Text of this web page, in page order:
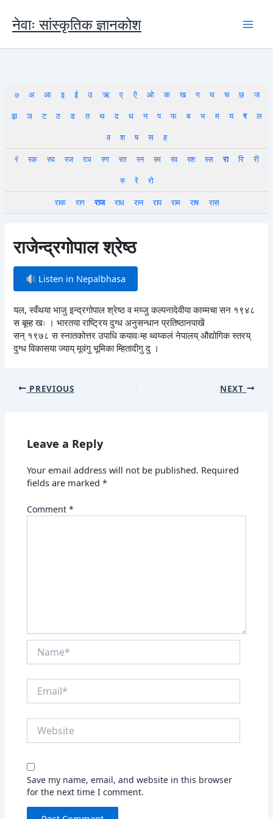
content
नेवाः सांस्कृतिक ज्ञानकोश
७ अ आ इ ई उ ऋ ए ऐ ओ क ख ग घ च छ
ज
झ
ञ ट ठ ड त थ द ध न प फ ब भ म य र
ल
व
श ष स
ह
रं
रक रघ रज रञ रण रत रन रम रव रश रस रा रि
री
रु
रे
रो
राक
राग राज राध रान राप राम राष रास
राजेन्द्रगोपाल श्रेष्ठ
Listen in Nepalbhasa
यल, स्वँथया भाजु इन्द्रगोपाल श्रेष्ठ व मय्जु कल्पनादेवीया काय्मचा सन १९४८
स बूम्ह खः । भारतया राष्ट्रिय दुग्ध अनुसन्धान प्रतिष्ठानपाखें
सन् १९७८ स स्नातकोत्तर उपाधि कयावःम्ह थ्वय्कलं नेपालय् औद्योगिक स्तरय्
दुग्ध विकासया ज्याय् मूवंगु भूमिका म्हितादीगु दु ।
PREVIOUS NEXT
Leave a Reply
Your email address will not be published. Required
fields are marked*
Comment*
Save my name, email, and website in this browser
for the next time I comment.